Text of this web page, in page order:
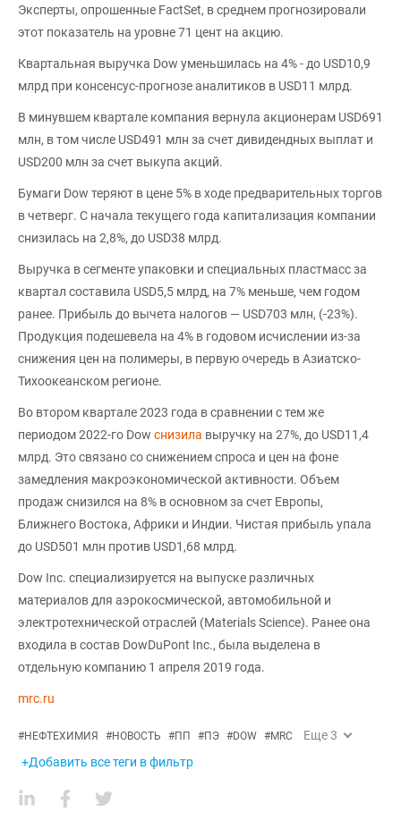
Эксперты, опрошенные FactSet, в среднем прогнозировали
этот показатель на уровне 71 цент на акцию.
Квартальная выручка Dow уменьшилась на 4% - до USD10,9
млрд при консенсус-прогнозе аналитиков в USD11 млрд.
В минувшем квартале компания вернула акционерам USD691
млн, в том числе USD491 млн за счет дивидендных выплат и
USD200 млн за счет выкупа акций.
Бумаги Dow теряют в цене 5% в ходе предварительных торгов
в четверг. С начала текущего года капитализация компании
снизилась на 2,8%, до USD38 млрд.
Выручка в сегменте упаковки и специальных пластмасс за
квартал составила USD5,5 млрд, на 7% меньше, чем годом
ранее. Прибыль до вычета налогов — USD703 млн, (-23%).
Продукция подешевела на 4% в годовом исчислении из-за
снижения цен на полимеры, в первую очередь в Азиатско-
Тихоокеанском регионе.
Во втором квартале 2023 года в сравнении с тем же
периодом 2022-го Dow снизила выручку на 27%, до USD11,4
млрд. Это связано со снижением спроса и цен на фоне
замедления макроэкономической активности. Объем
продаж снизился на 8% в основном за счет Европы,
Ближнего Востока, Африки и Индии. Чистая прибыль упала
до USD501 млн против USD1,68 млрд.
Dow Inc. специализируется на выпуске различных
материалов для аэрокосмической, автомобильной и
электротехнической отраслей (Materials Science). Ранее она
входила в состав DowDuPont Inc., была выделена в
отдельную компанию 1 апреля 2019 года.
mrc.ru
#НЕФТЕХИМИЯ #НОВОСТЬ #ПП #ПЭ #DOW #MRC Еще3
+Добавить все теги в фильтр